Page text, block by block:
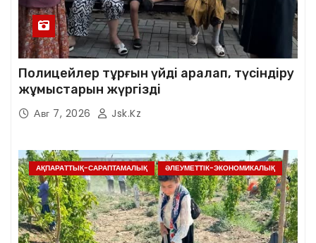
Полицейлер тұрғын үйді аралап, түсіндіру
жұмыстарын жүргізді
Авг 7, 2026 Jsk.kz
АҚПАРАТТЫҚ-САРАПТАМАЛЫҚ ӘЛЕУМЕТТІК-ЭКОНОМИКАЛЫҚ